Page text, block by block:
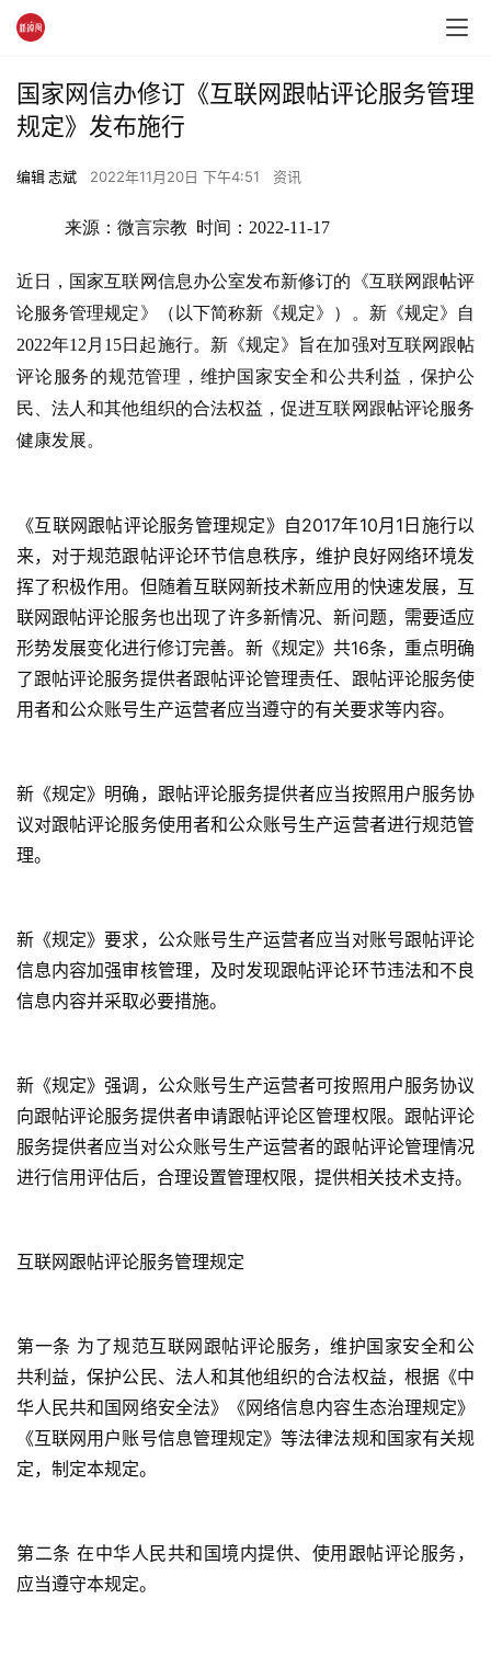
国家网信办修订《互联网跟帖评论服务管理
规定》发布施行
编辑 志斌 2022年11月20日 下午4:51 资讯
来源：微言宗教  时间：2022-11-17
近日，国家互联网信息办公室发布新修订的《互联网跟帖评
论服务管理规定》（以下简称新《规定》）。新《规定》自
2022年12月15日起施行。新《规定》旨在加强对互联网跟帖
评论服务的规范管理，维护国家安全和公共利益，保护公
民、法人和其他组织的合法权益，促进互联网跟帖评论服务
健康发展。
《互联网跟帖评论服务管理规定》自2017年10月1日施行以
来，对于规范跟帖评论环节信息秩序，维护良好网络环境发
挥了积极作用。但随着互联网新技术新应用的快速发展，互
联网跟帖评论服务也出现了许多新情况、新问题，需要适应
形势发展变化进行修订完善。新《规定》共16条，重点明确
了跟帖评论服务提供者跟帖评论管理责任、跟帖评论服务使
用者和公众账号生产运营者应当遵守的有关要求等内容。
新《规定》明确，跟帖评论服务提供者应当按照用户服务协
议对跟帖评论服务使用者和公众账号生产运营者进行规范管
理。
新《规定》要求，公众账号生产运营者应当对账号跟帖评论
信息内容加强审核管理，及时发现跟帖评论环节违法和不良
信息内容并采取必要措施。
新《规定》强调，公众账号生产运营者可按照用户服务协议
向跟帖评论服务提供者申请跟帖评论区管理权限。跟帖评论
服务提供者应当对公众账号生产运营者的跟帖评论管理情况
进行信用评估后，合理设置管理权限，提供相关技术支持。
互联网跟帖评论服务管理规定
第一条 为了规范互联网跟帖评论服务，维护国家安全和公
共利益，保护公民、法人和其他组织的合法权益，根据《中
华人民共和国网络安全法》《网络信息内容生态治理规定》
《互联网用户账号信息管理规定》等法律法规和国家有关规
定，制定本规定。
第二条 在中华人民共和国境内提供、使用跟帖评论服务，
应当遵守本规定。